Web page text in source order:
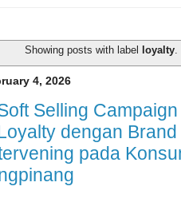
Showing posts with label loyalty.
4, 2026
Selling
dengan
pada